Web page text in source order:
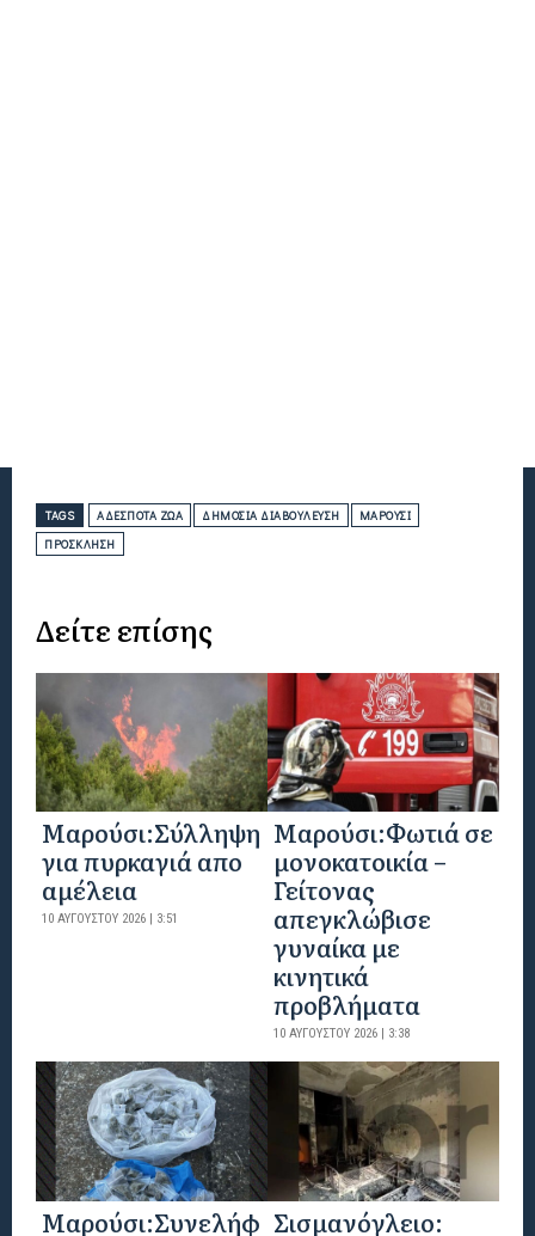
TAGS ΑΔΈΣΠΟΤΑ ΖΏΑ ΔΗΜΌΣΙΑ ΔΙΑΒΟΎΛΕΥΣΗ
ΜΑΡΟΎΣΙ
ΠΡΌΣΚΛΗΣΗ
Δείτε επίσης
Μαρούσι:Σύλληψη
για πυρκαγιά απο
αμέλεια
10 ΑΥΓΟΎΣΤΟΥ 2026 | 3:51
Μαρούσι:Φωτιά σε
μονοκατοικία –
Γείτονας
απεγκλώβισε
γυναίκα με
κινητικά
προβλήματα
10 ΑΥΓΟΎΣΤΟΥ 2026 | 3:38
Μαρούσι:Συνελήφ Σισμανόγλειο: